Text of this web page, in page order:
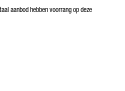
aanbod hebben voorrang op deze